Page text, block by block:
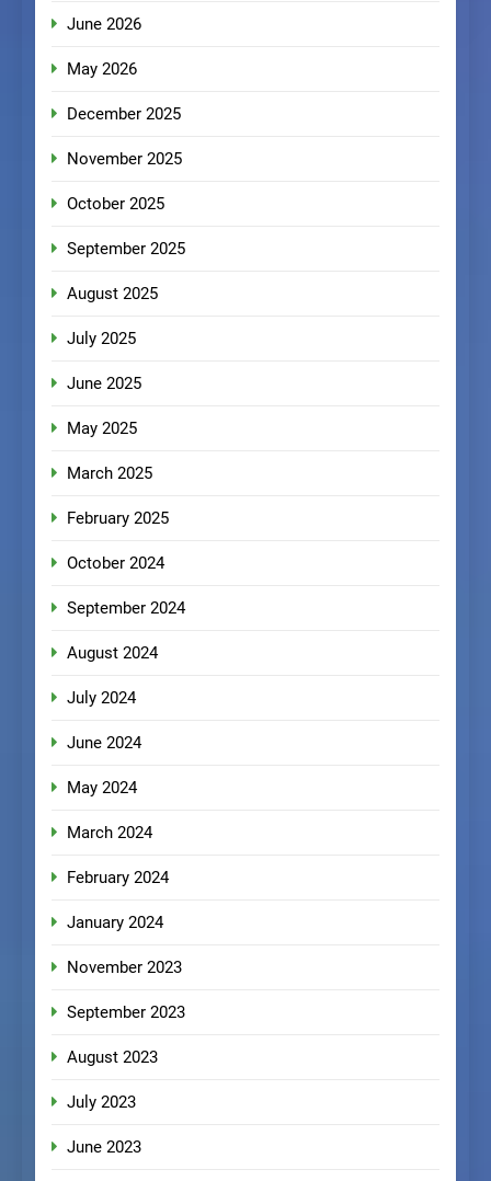
June 2026
May 2026
December 2025
November 2025
October 2025
September 2025
August 2025
July 2025
June 2025
May 2025
March 2025
February 2025
October 2024
September 2024
August 2024
July 2024
June 2024
May 2024
March 2024
February 2024
January 2024
November 2023
September 2023
August 2023
July 2023
June 2023